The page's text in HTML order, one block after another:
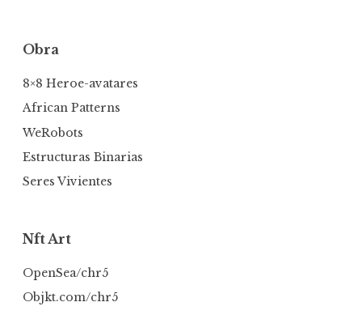
Obra
8×8 Heroe-avatares
African Patterns
WeRobots
Estructuras Binarias
Seres Vivientes
Nft Art
OpenSea/chr5
Objkt.com/chr5